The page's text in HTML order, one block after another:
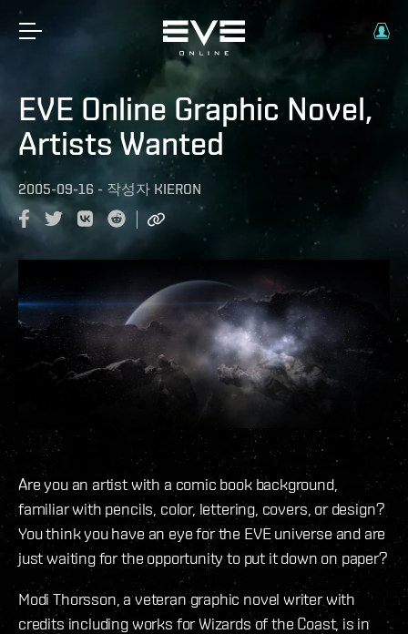
EVE Online Graphic Novel,
Artists Wanted
2005-09-16 - 작성자 KIERON
Are you an artist with a comic book background,
familiar with pencils, color, lettering, covers, or design?
You think you have an eye for the EVE universe and are
just waiting for the opportunity to put it down on paper?
Modi Thorsson, a veteran graphic novel writer with
credits including works for Wizards of the Coast, is in